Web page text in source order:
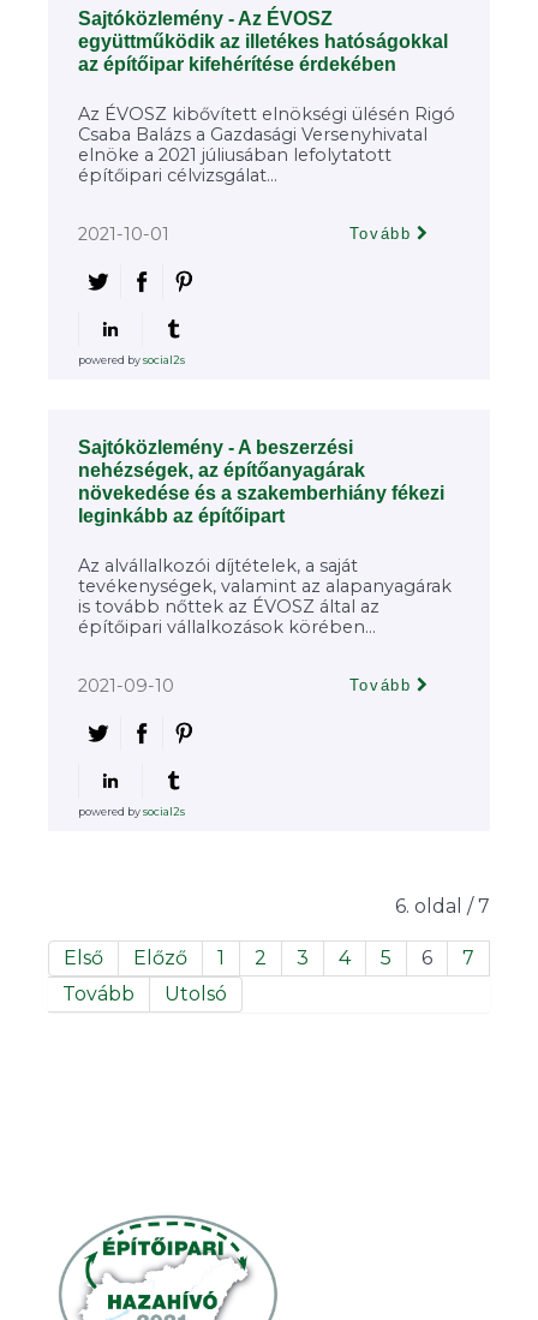
Sajtóközlemény - Az ÉVOSZ
együttműködik az illetékes hatóságokkal
az építőipar kifehérítése érdekében
Az ÉVOSZ kibővített elnökségi ülésén Rigó
Csaba Balázs a Gazdasági Versenyhivatal
elnöke a 2021 júliusában lefolytatott
építőipari célvizsgálat...
2021-10-01 Tovább
powered bysocial2s
Sajtóközlemény - A beszerzési
nehézségek, az építőanyagárak
növekedése és a szakemberhiány fékezi
leginkább az építőipart
Az alvállalkozói díjtételek, a saját
tevékenységek, valamint az alapanyagárak
is tovább nőttek az ÉVOSZ által az
építőipari vállalkozások körében...
2021-09-10 Tovább
powered bysocial2s
6. oldal / 7
Első Előző 1 2 3 4 5 6
7
Tovább
Utolsó